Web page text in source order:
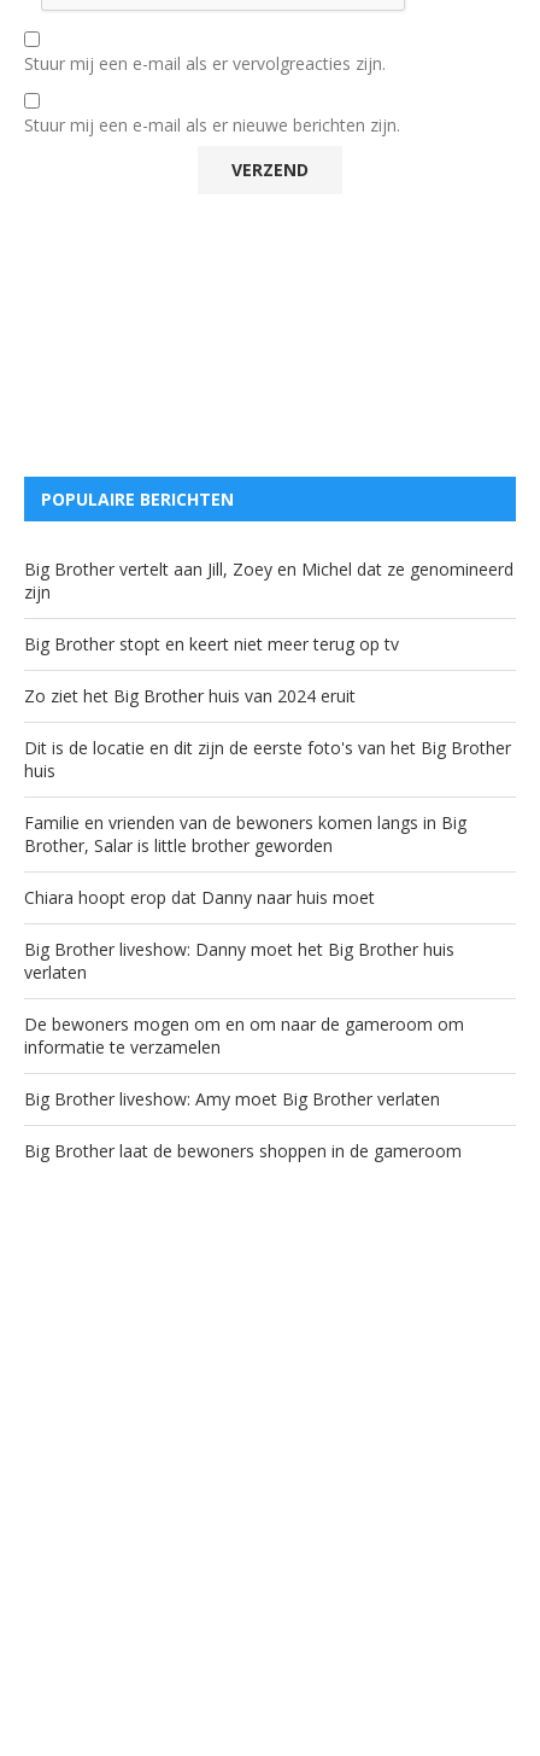
Stuur mij een e-mail als er vervolgreacties zijn.
Stuur mij een e-mail als er nieuwe berichten zijn.
POPULAIRE BERICHTEN
Big Brother vertelt aan Jill, Zoey en Michel dat ze genomineerd
zijn
Big Brother stopt en keert niet meer terug op tv
Zo ziet het Big Brother huis van 2024 eruit
Dit is de locatie en dit zijn de eerste foto's van het Big Brother
huis
Familie en vrienden van de bewoners komen langs in Big
Brother, Salar is little brother geworden
Chiara hoopt erop dat Danny naar huis moet
Big Brother liveshow: Danny moet het Big Brother huis
verlaten
De bewoners mogen om en om naar de gameroom om
informatie te verzamelen
Big Brother liveshow: Amy moet Big Brother verlaten
Big Brother laat de bewoners shoppen in de gameroom